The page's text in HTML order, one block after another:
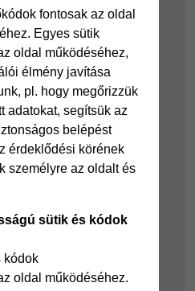
fontosak az oldal
Egyes sütik
oldal működéséhez,
élmény javítása
pl. hogy megőrizzük
adatokat, segítsük az
belépést
érdeklődési körének
személyre az oldalt és
sütik és kódok
kódok
oldal működéséhez.
Személyikölcsön
Cofidis személyi
kölcsön
Cofidis Bank
Mindig Kéznél
kölcsön